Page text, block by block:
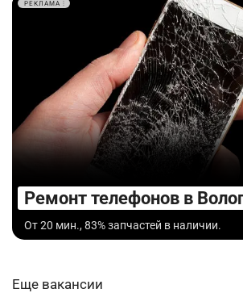
РЕКЛАМА
Ремонт телефонов в
От 20 мин., 83% запчастей в наличии.
Еще вакансии